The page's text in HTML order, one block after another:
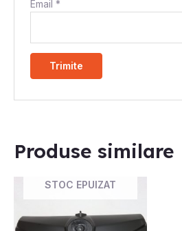
Email*
Produse similare
STOC EPUIZAT